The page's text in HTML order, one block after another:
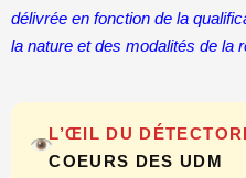
délivrée en fonction de la
la nature et des modalités de la
L’ŒIL DU
COEURS DES UDM